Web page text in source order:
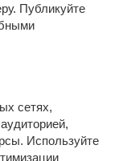
Публикуйте
сетях,
Используйте